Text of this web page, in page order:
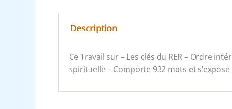
Description
Ce Travail sur – Les clés du RER – Ordre
spirituelle – Comporte 932 mots et